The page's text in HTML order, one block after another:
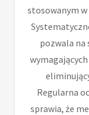
stosowanym w
pozwala na
Regularna
sprawia, że